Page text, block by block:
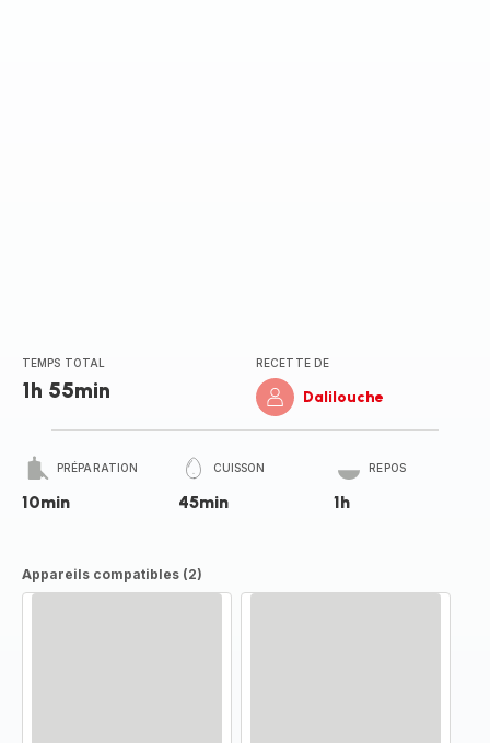
TEMPS TOTAL
1h 55min
RECETTE DE
Dalilouche
PRÉPARATION
10min
CUISSON
45min
REPOS
1h
Appareils compatibles (2)